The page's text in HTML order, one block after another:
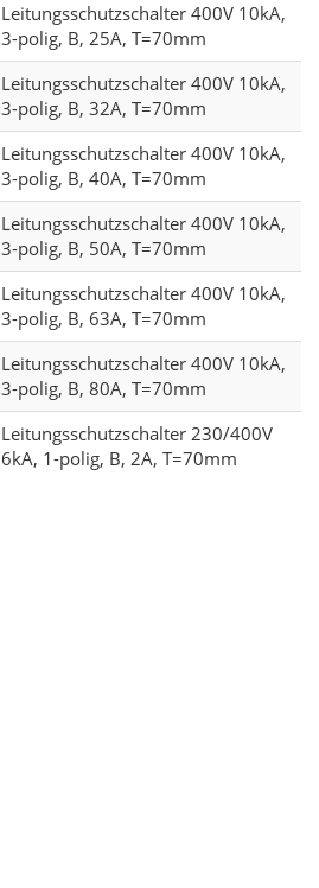
Leitungsschutzschalter 400V 10kA,
3-polig, B, 25A, T=70mm
Leitungsschutzschalter 400V 10kA,
3-polig, B, 32A, T=70mm
Leitungsschutzschalter 400V 10kA,
3-polig, B, 40A, T=70mm
Leitungsschutzschalter 400V 10kA,
3-polig, B, 50A, T=70mm
Leitungsschutzschalter 400V 10kA,
3-polig, B, 63A, T=70mm
Leitungsschutzschalter 400V 10kA,
3-polig, B, 80A, T=70mm
Leitungsschutzschalter 230/400V
6kA, 1-polig, B, 2A, T=70mm